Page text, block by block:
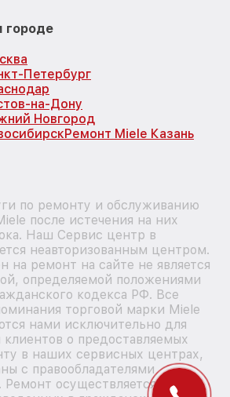
городе
Петербург
на-Дону
Новгород
Ремонт Miele Казань
по ремонту и обслуживанию
после истечения на них
Наш Сервис центр в
неавторизованным центром.
на ремонт на сайте не является
определяемой положениями
кодекса РФ. Все
торговой марки Miele
нами исключительно для
о предоставляемых
в наших сервисных центрах,
с правообладателями
Ремонт осуществляется для